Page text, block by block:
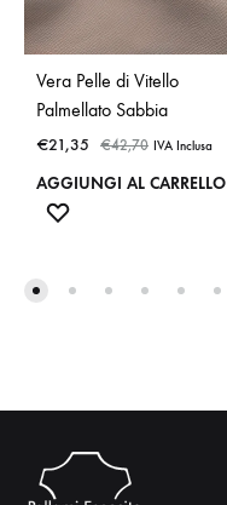
Vera Pelle di Vitello
Palmellato Sabbia
€21,35 €42,70 IVA Inclusa
AGGIUNGI AL CARRELLO